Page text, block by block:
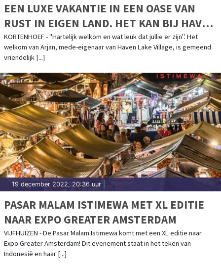
EEN LUXE VAKANTIE IN EEN OASE VAN
RUST IN EIGEN LAND. HET KAN BIJ HAVEN
LAKE VILLAGE!
KORTENHOEF - "Hartelijk welkom en wat leuk dat jullie er zijn". Het
welkom van Arjan, mede-eigenaar van Haven Lake Village, is gemeend
vriendelijk [...]
19 december 2022, 20:36 uur
PASAR MALAM ISTIMEWA MET XL EDITIE
NAAR EXPO GREATER AMSTERDAM
VIJFHUIZEN - De Pasar Malam Istimewa komt met een XL editie naar
Expo Greater Amsterdam! Dit evenement staat in het teken van
Indonesië en haar [...]